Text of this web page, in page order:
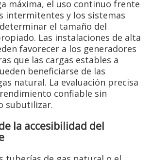
máxima, el uso continuo frente
intermitentes y los sistemas
el tamaño del
Las instalaciones de alta
favorecer a los generadores
que las cargas estables a
beneficiarse de las
natural. La evaluación precisa
confiable sin
subutilizar.
la accesibilidad del